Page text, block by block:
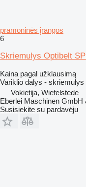
pramoninės įrangos
6
Skriemulys Optibelt
Kaina pagal užklausimą
Variklio dalys - skriemulys
Vokietija, Wiefelstede
Eberlei Maschinen GmbH
Susisiekite su pardavėju